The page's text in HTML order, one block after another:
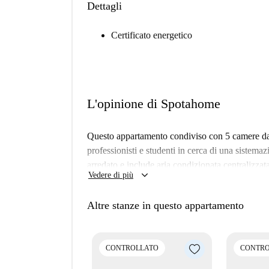
Dettagli
Certificato energetico
L'opinione di Spotahome
Questo appartamento condiviso con 5 camere
professionisti e studenti in cerca di una
arredato e include aria condizionata
lavastoviglie e forno per la vostra comodità.
offrono cucina francese, mediterranea e fast
Vedere di più keyboard_arrow_down
Altre stanze in questo appartamento
CONTROLLATO